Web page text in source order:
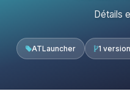
Détails
ATLauncher 1